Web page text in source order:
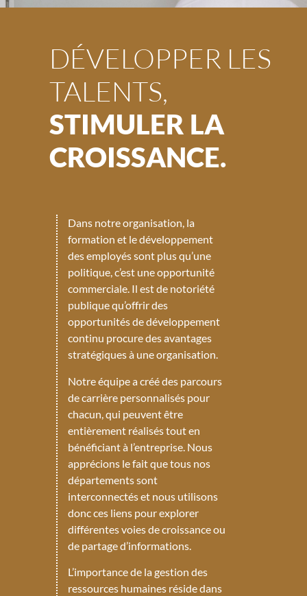
DÉVELOPPER LES
TALENTS,
STIMULER LA
CROISSANCE.
Dans notre organisation, la
formation et le développement
des employés sont plus qu’une
politique, c’est une opportunité
commerciale. Il est de notoriété
publique qu’offrir des
opportunités de développement
continu procure des avantages
stratégiques à une organisation.
Notre équipe a créé des parcours
de carrière personnalisés pour
chacun, qui peuvent être
entièrement réalisés tout en
bénéficiant à l’entreprise. Nous
apprécions le fait que tous nos
départements sont
interconnectés et nous utilisons
donc ces liens pour explorer
différentes voies de croissance ou
de partage d’informations.
L’importance de la gestion des
ressources humaines réside dans